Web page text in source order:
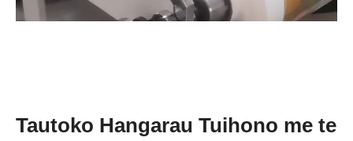
Tautoko Hangarau Tuihono me te